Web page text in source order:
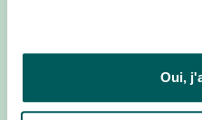
Oui,
Ecosse, Royaume-Uni
Laponie, Suède